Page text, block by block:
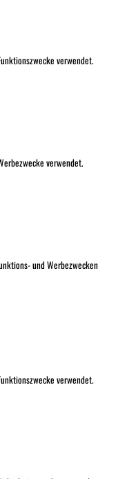
verwendet.
verwendet.
und Werbezwecken
verwendet.